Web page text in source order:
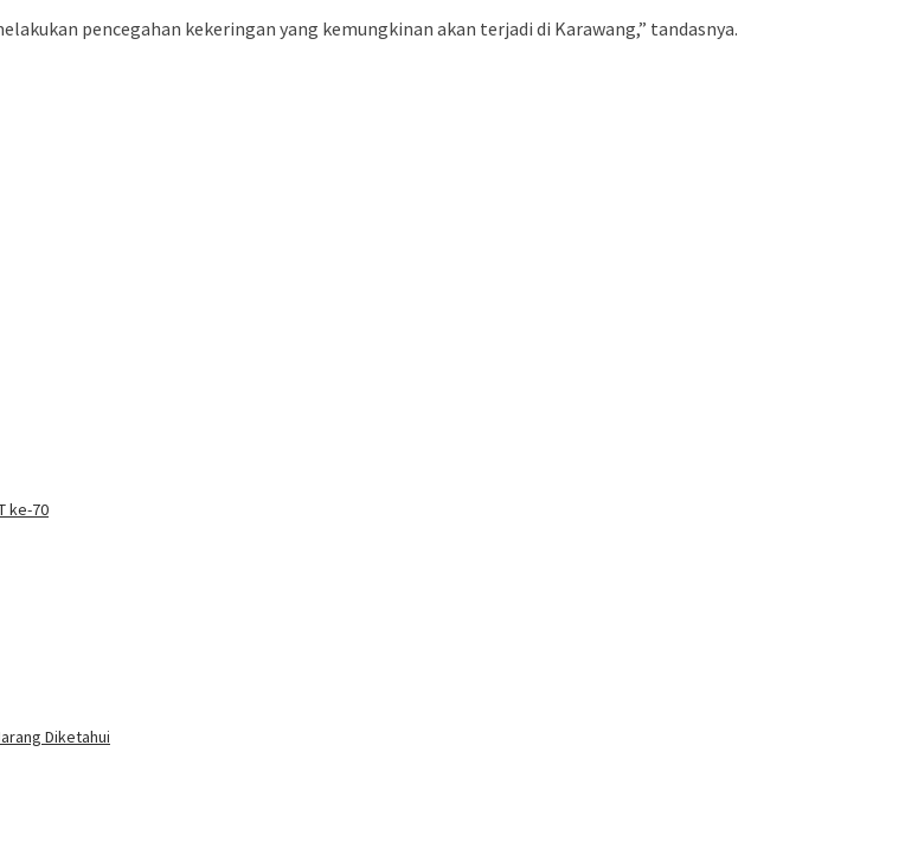
pencegahan kekeringan yang kemungkinan akan terjadi di Karawang,” tandasnya.
ke-70
Diketahui